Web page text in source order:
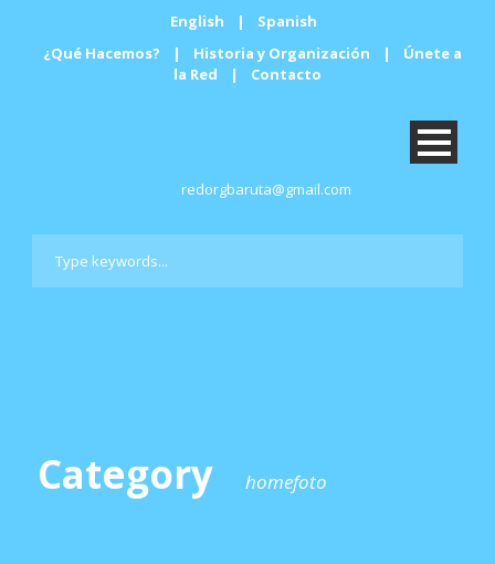
English |
Spanish
¿Qué Hacemos?
| Historia y Organización |
Únete a
la Red
| Contacto
redorgbaruta@gmail.com
Category homefoto